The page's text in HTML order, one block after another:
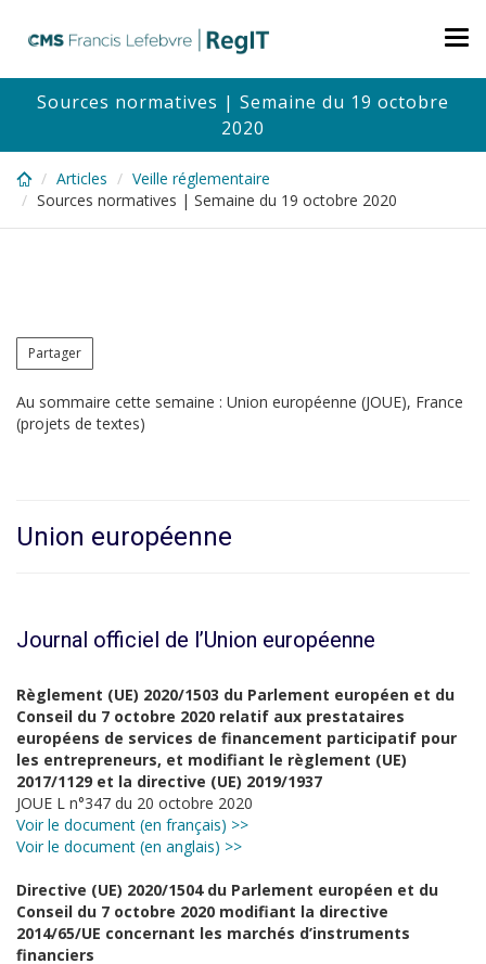
content
Sources normatives | Semaine du 19 octobre
2020
Articles
Veille réglementaire
Sources normatives | Semaine du 19 octobre 2020
Partager
Au sommaire cette semaine : Union européenne (JOUE), France
(projets de textes)
Union européenne
Journal officiel de l’Union européenne
Règlement (UE) 2020/1503 du Parlement européen et du
Conseil du 7 octobre 2020 relatif aux prestataires
européens de services de financement participatif pour
les entrepreneurs, et modifiant le règlement (UE)
2017/1129 et la directive (UE) 2019/1937
JOUE L n°347 du 20 octobre 2020
Voir le document (en français) >>
Voir le document (en anglais) >>
Directive (UE) 2020/1504 du Parlement européen et du
Conseil du 7 octobre 2020 modifiant la directive
2014/65/UE concernant les marchés d’instruments
financiers